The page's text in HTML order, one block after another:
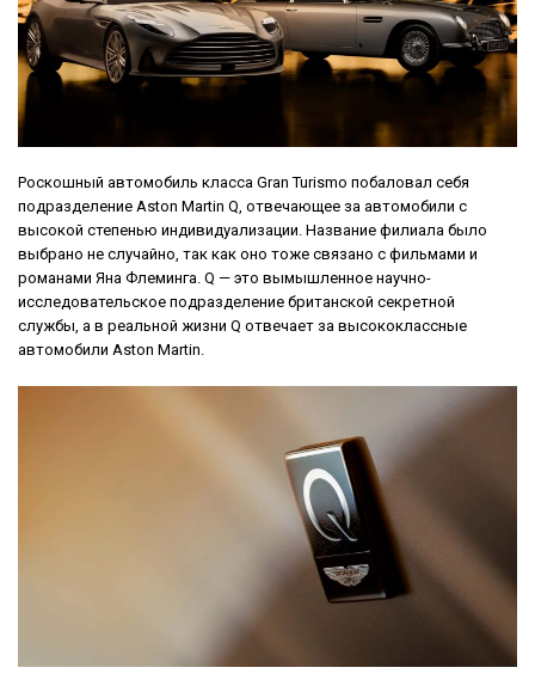
Роскошный автомобиль класса Gran Turismo побаловал себя
подразделение Aston Martin Q, отвечающее за автомобили с
высокой степенью индивидуализации. Название филиала было
выбрано не случайно, так как оно тоже связано с фильмами и
романами Яна Флеминга. Q — это вымышленное научно-
исследовательское подразделение британской секретной
службы, а в реальной жизни Q отвечает за высококлассные
автомобили Aston Martin.